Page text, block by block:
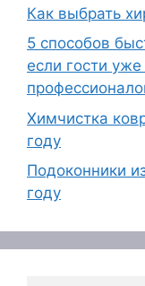
Как выбрать
5 способов
если гости
Химчистка
году
Подоконники
году